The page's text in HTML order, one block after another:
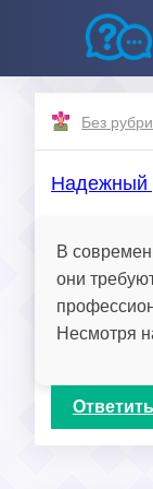
Без
Надежный
В
они
Несмотря
Ответить